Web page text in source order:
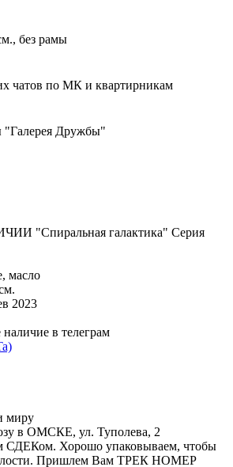
без рамы
чатов по МК и квартирникам
"Галерея Дружбы"
"Спиральная галактика" Серия
масло
2023
в телеграм
миру
в ОМСКЕ, ул. Туполева, 2
СДЕКом. Хорошо упаковываем, чтобы
Пришлем Вам ТРЕК НОМЕР